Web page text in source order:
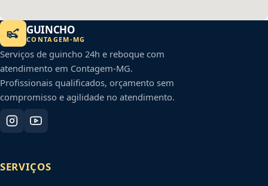
GUINCHO
CONTAGEM-MG
Serviços de guincho 24h e reboque com
atendimento em Contagem-MG.
Profissionais qualificados, orçamento sem
compromisso e agilidade no atendimento.
SERVIÇOS